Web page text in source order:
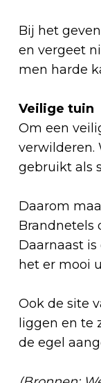
Bij het
en vergeet
men harde
Veilige tuin
Om een
verwilderen.
gebruikt als
Daarom
Brandnetels
Daarnaast
het er mooi
Ook de site
liggen en te
de egel